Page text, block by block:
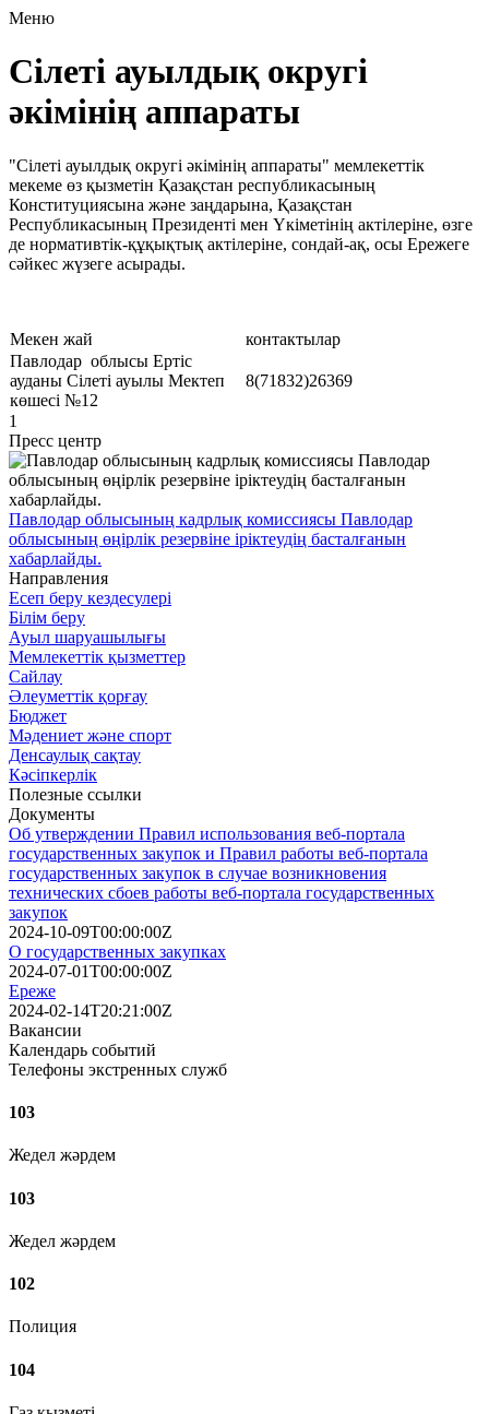
Меню
Cілеті ауылдық округі
әкімінің аппараты
"Сілеті ауылдық округі әкімінің аппараты" мемлекеттік
мекеме өз қызметін Қазақстан республикасының
Конституциясына және заңдарына, Қазақстан
Республикасының Президенті мен Үкіметінің актілеріне, өзге
де нормативтік-құқықтық актілеріне, сондай-ақ, осы Ережеге
сәйкес жүзеге асырады.
Мекен жай
контактылар
Павлодар облысы Ертіс
ауданы Сілеті ауылы Мектеп
көшесі №12
8(71832)26369
1
Пресс центр
Павлодар облысының кадрлық комиссиясы Павлодар
облысының өңірлік резервіне іріктеудің басталғанын
хабарлайды.
Направления
Есеп беру кездесулері
Білім беру
Ауыл шаруашылығы
Мемлекеттік қызметтер
Сайлау
Әлеуметтік қорғау
Бюджет
Мәдениет және спорт
Денсаулық сақтау
Кәсіпкерлік
Полезные ссылки
Документы
Об утверждении Правил использования веб-портала
государственных закупок и Правил работы веб-портала
государственных закупок в случае возникновения
технических сбоев работы веб-портала государственных
закупок
2024-10-09T00:00:00Z
О государственных закупках
2024-07-01T00:00:00Z
Ереже
2024-02-14T20:21:00Z
Вакансии
Календарь событий
Телефоны экстренных служб
103
Жедел жәрдем
103
Жедел жәрдем
102
Полиция
104